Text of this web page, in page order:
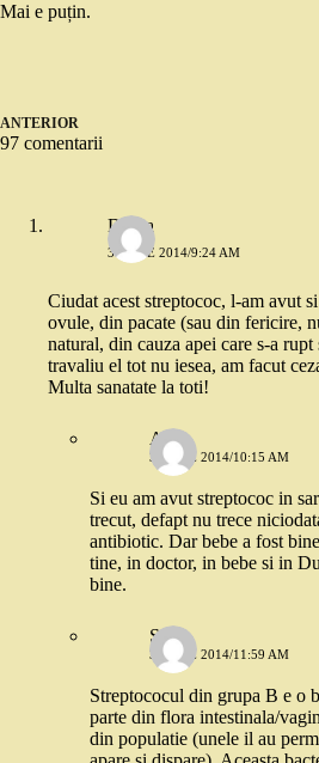
Mai e puțin.
ANTERIOR
97 comentarii
Doina
3 IUNIE 2014/9:24 AM
Ciudat acest streptococ, l-am avut
ovule, din pacate (sau din fericire,
natural, din cauza apei care s-a
travaliu el tot nu iesea, am facut
Multa sanatate la toti!
Ana
3 IUNIE 2014/10:15 AM
Si eu am avut streptococ in
trecut, defapt nu trece
antibiotic. Dar bebe a fost
tine, in doctor, in bebe si in
bine.
Stefi
3 IUNIE 2014/11:59 AM
Streptococul din grupa B e o
parte din flora intestinala/
din populatie (unele il au